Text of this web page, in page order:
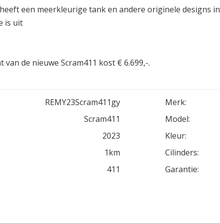
een meerkleurige tank en andere originele designs in
is uit
van de nieuwe Scram411 kost € 6.699,-.
REMY23Scram411gy Merk:
Scram411 Model:
2023 Kleur:
1km Cilinders:
411 Garantie: